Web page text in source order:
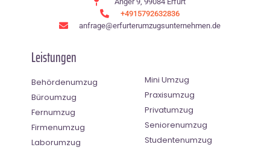
+4915792632836
anfrage@erfurterumzugsunternehmen.de
Leistungen
Behördenumzug
Büroumzug
Fernumzug
Firmenumzug
Laborumzug
Mini Umzug
Praxisumzug
Privatumzug
Seniorenumzug
Studentenumzug